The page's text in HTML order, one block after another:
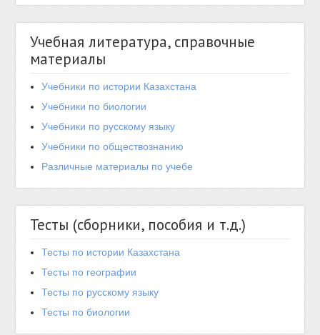
Учебная литература, справочные
материалы
Учебники по истории Казахстана
Учебники по биологии
Учебники по русскому языку
Учебники по обществознанию
Различные материалы по учебе
Тесты (сборники, пособия и т.д.)
Тесты по истории Казахстана
Тесты по географии
Тесты по русскому языку
Тесты по биологии